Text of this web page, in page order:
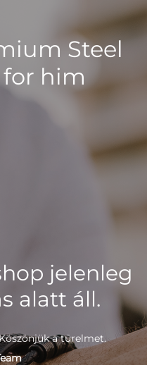
Steel
for him
jelenleg
alatt áll.
a türelmet.